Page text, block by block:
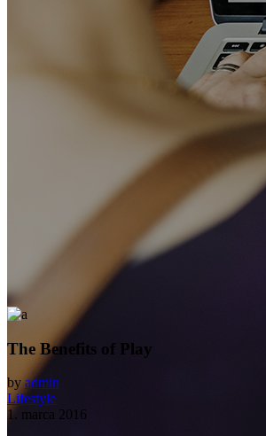
The Benefits of Play
byadmin
Lifestyle
1. marca 2016